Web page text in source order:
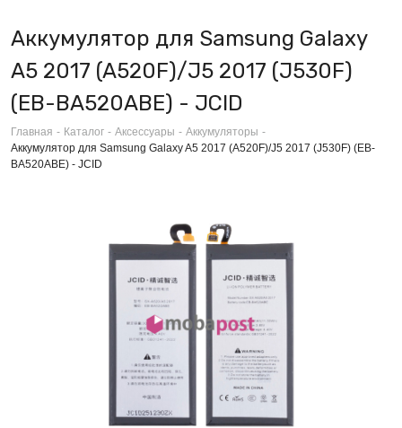
Аккумулятор для Samsung Galaxy
A5 2017 (A520F)/J5 2017 (J530F)
(EB-BA520ABE) - JCID
Главная - Каталог - Аксессуары - Аккумуляторы -
Аккумулятор для Samsung Galaxy A5 2017 (A520F)/J5 2017 (J530F) (EB-
BA520ABE) - JCID